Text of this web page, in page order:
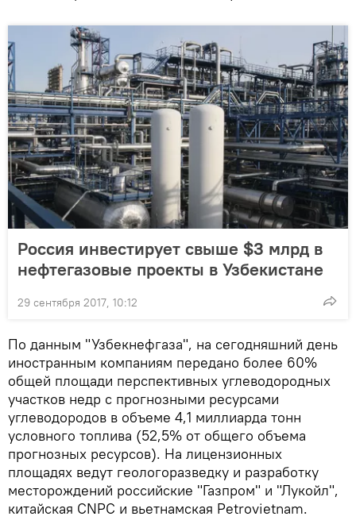
Россия инвестирует свыше $3 млрд в
нефтегазовые проекты в Узбекистане
29 сентября 2017, 10:12
По данным "Узбекнефгаза", на сегодняшний день
иностранным компаниям передано более 60%
общей площади перспективных углеводородных
участков недр с прогнозными ресурсами
углеводородов в объеме 4,1 миллиарда тонн
условного топлива (52,5% от общего объема
прогнозных ресурсов). На лицензионных
площадях ведут геологоразведку и разработку
месторождений российские "Газпром" и "Лукойл",
китайская CNPC и вьетнамская Petrovietnam.